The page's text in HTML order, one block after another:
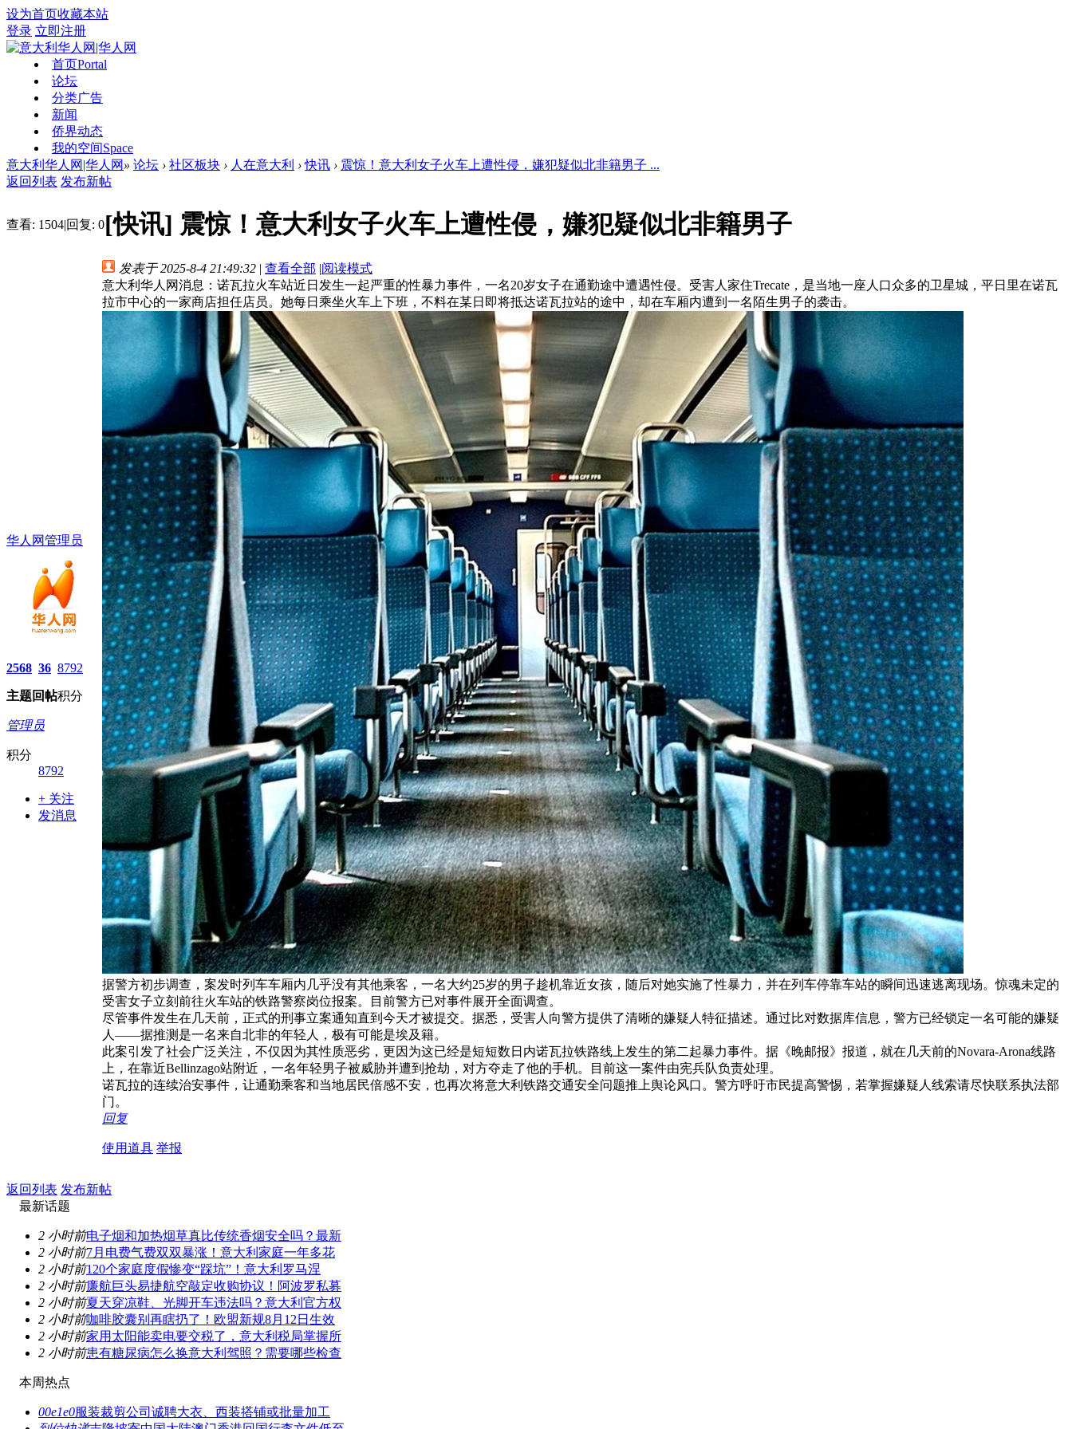
设为首页收藏本站
登录 立即注册
首页Portal
论坛
分类广告
新闻
侨界动态
我的空间Space
意大利华人网|华人网 » 论坛 › 社区板块 › 人在意大利 › 快讯 › 震惊！意大利女子火车上遭性侵，嫌犯疑似北非籍男子 ...
返回列表 发布新帖
查看: 1504|回复: 0[快讯] 震惊！意大利女子火车上遭性侵，嫌犯疑似北非籍男子
华人网管理员
2568
主题
36
回帖
8792
积分
管理员
积分
8792
+ 关注
发消息
发表于 2025-8-4 21:49:32 | 查看全部 |阅读模式
意大利华人网消息：诺瓦拉火车站近日发生一起严重的性暴力事件，一名20岁女子在通勤途中遭遇性侵。受害人家住Trecate，是当地一座人口众多的卫星城，平日里在诺瓦
拉市中心的一家商店担任店员。她每日乘坐火车上下班，不料在某日即将抵达诺瓦拉站的途中，却在车厢内遭到一名陌生男子的袭击。
据警方初步调查，案发时列车车厢内几乎没有其他乘客，一名大约25岁的男子趁机靠近女孩，随后对她实施了性暴力，并在列车停靠车站的瞬间迅速逃离现场。惊魂未定的
受害女子立刻前往火车站的铁路警察岗位报案。目前警方已对事件展开全面调查。
尽管事件发生在几天前，正式的刑事立案通知直到今天才被提交。据悉，受害人向警方提供了清晰的嫌疑人特征描述。通过比对数据库信息，警方已经锁定一名可能的嫌疑
人——据推测是一名来自北非的年轻人，极有可能是埃及籍。
此案引发了社会广泛关注，不仅因为其性质恶劣，更因为这已经是短短数日内诺瓦拉铁路线上发生的第二起暴力事件。据《晚邮报》报道，就在几天前的Novara-Arona线路
上，在靠近Bellinzago站附近，一名年轻男子被威胁并遭到抢劫，对方夺走了他的手机。目前这一案件由宪兵队负责处理。
诺瓦拉的连续治安事件，让通勤乘客和当地居民倍感不安，也再次将意大利铁路交通安全问题推上舆论风口。警方呼吁市民提高警惕，若掌握嫌疑人线索请尽快联系执法部
门。
回复
使用道具 举报
返回列表 发布新帖
最新话题
2 小时前电子烟和加热烟草真比传统香烟安全吗？最新
2 小时前7月电费气费双双暴涨！意大利家庭一年多花
2 小时前120个家庭度假惨变“踩坑”！意大利罗马涅
2 小时前廉航巨头易捷航空敲定收购协议！阿波罗私募
2 小时前夏天穿凉鞋、光脚开车违法吗？意大利官方权
2 小时前咖啡胶囊别再瞎扔了！欧盟新规8月12日生效
2 小时前家用太阳能卖电要交税了，意大利税局掌握所
2 小时前患有糖尿病怎么换意大利驾照？需要哪些检查
本周热点
00e1e0服装裁剪公司诚聘大衣、西装搭铺或批量加工